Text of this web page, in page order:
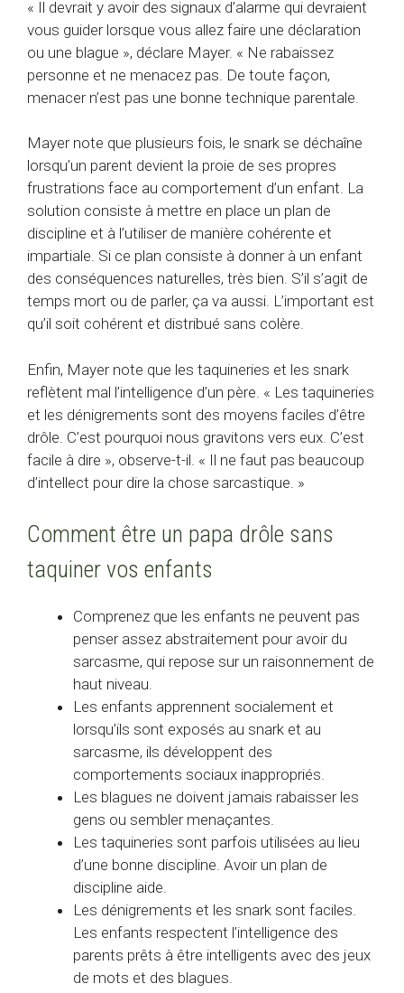
« Il devrait y avoir des signaux d’alarme qui devraient
vous guider lorsque vous allez faire une déclaration
ou une blague », déclare Mayer. « Ne rabaissez
personne et ne menacez pas. De toute façon,
menacer n’est pas une bonne technique parentale.
Mayer note que plusieurs fois, le snark se déchaîne
lorsqu’un parent devient la proie de ses propres
frustrations face au comportement d’un enfant. La
solution consiste à mettre en place un plan de
discipline et à l’utiliser de manière cohérente et
impartiale. Si ce plan consiste à donner à un enfant
des conséquences naturelles, très bien. S’il s’agit de
temps mort ou de parler, ça va aussi. L’important est
qu’il soit cohérent et distribué sans colère.
Enfin, Mayer note que les taquineries et les snark
reflètent mal l’intelligence d’un père. « Les taquineries
et les dénigrements sont des moyens faciles d’être
drôle. C’est pourquoi nous gravitons vers eux. C’est
facile à dire », observe-t-il. « Il ne faut pas beaucoup
d’intellect pour dire la chose sarcastique. »
Comment être un papa drôle sans
taquiner vos enfants
Comprenez que les enfants ne peuvent pas
penser assez abstraitement pour avoir du
sarcasme, qui repose sur un raisonnement de
haut niveau.
Les enfants apprennent socialement et
lorsqu’ils sont exposés au snark et au
sarcasme, ils développent des
comportements sociaux inappropriés.
Les blagues ne doivent jamais rabaisser les
gens ou sembler menaçantes.
Les taquineries sont parfois utilisées au lieu
d’une bonne discipline. Avoir un plan de
discipline aide.
Les dénigrements et les snark sont faciles.
Les enfants respectent l’intelligence des
parents prêts à être intelligents avec des jeux
de mots et des blagues.